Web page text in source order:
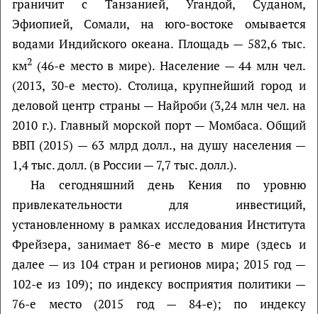
граничит с Танзанией, Угандой, Суданом,
Эфиопией, Сомали, на юго-востоке омывается
водами Индийского океана. Площадь — 582,6 тыс.
км2 (46-е место в мире). Население — 44 млн чел.
(2013, 30-е место). Столица, крупнейший город и
деловой центр страны — Найроби (3,24 млн чел. на
2010 г.). Главный морской порт — Момбаса. Общий
ВВП (2015) — 63 млрд долл., на душу населения —
1,4 тыс. долл. (в России — 7,7 тыс. долл.).
На сегодняшний день Кения по уровню
привлекательности для инвестиций,
установленному в рамках исследования Института
Фрейзера, занимает 86-е место в мире (здесь и
далее — из 104 стран и регионов мира; 2015 год —
102-е из 109); по индексу восприятия политики —
76-е место (2015 год — 84-е); по индексу